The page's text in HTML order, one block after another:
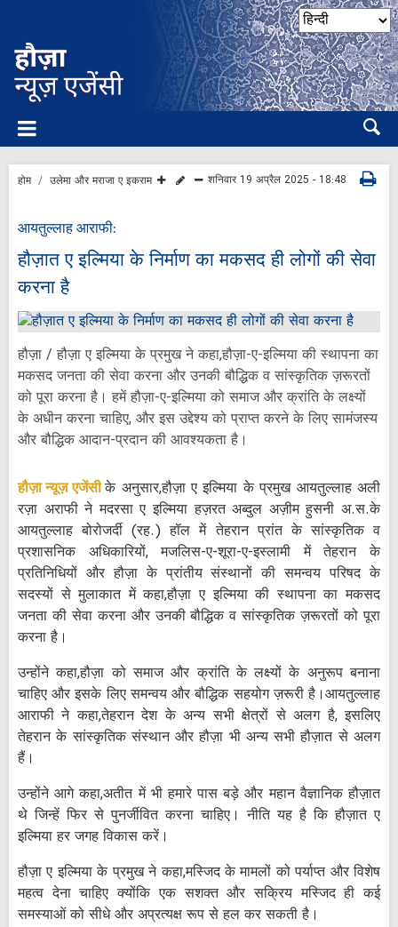
होम उलेमा और मराजा ए इकराम शनिवार 19 अप्रैल 2025 - 18:48
आयतुल्लाह आराफी:
हौज़ात ए इल्मिया के निर्माण का मकसद ही लोगों की सेवा
करना है
हौज़ा / हौज़ा ए इल्मिया के प्रमुख ने कहा,हौज़ा-ए-इल्मिया की स्थापना का
मकसद जनता की सेवा करना और उनकी बौद्धिक व सांस्कृतिक ज़रूरतों
को पूरा करना है। हमें हौज़ा-ए-इल्मिया को समाज और क्रांति के लक्ष्यों
के अधीन करना चाहिए, और इस उद्देश्य को प्राप्त करने के लिए सामंजस्य
और बौद्धिक आदान-प्रदान की आवश्यकता है।
हौज़ा न्यूज़ एजेंसीके अनुसार,हौज़ा ए इल्मिया के प्रमुख आयतुल्लाह अली
रज़ा अराफी ने मदरसा ए इल्मिया हज़रत अब्दुल अज़ीम हुसनी अ.स.के
आयतुल्लाह बोरोजर्दी (रह.) हॉल में तेहरान प्रांत के सांस्कृतिक व
प्रशासनिक अधिकारियों, मजलिस-ए-शूरा-ए-इस्लामी में तेहरान के
प्रतिनिधियों और हौज़ा के प्रांतीय संस्थानों की समन्वय परिषद के
सदस्यों से मुलाकात में कहा,हौज़ा ए इल्मिया की स्थापना का मकसद
जनता की सेवा करना और उनकी बौद्धिक व सांस्कृतिक ज़रूरतों को पूरा
करना है।
उन्होंने कहा,हौज़ा को समाज और क्रांति के लक्ष्यों के अनुरूप बनाना
चाहिए और इसके लिए समन्वय और बौद्धिक सहयोग ज़रूरी है।आयतुल्लाह
आराफी ने कहा,तेहरान देश के अन्य सभी क्षेत्रों से अलग है, इसलिए
तेहरान के सांस्कृतिक संस्थान और हौज़ा भी अन्य सभी हौज़ात से अलग
हैं।
उन्होंने आगे कहा,अतीत में भी हमारे पास बड़े और महान वैज्ञानिक हौज़ात
थे जिन्हें फिर से पुनर्जीवित करना चाहिए। नीति यह है कि हौज़ात ए
इल्मिया हर जगह विकास करें।
हौज़ा ए इल्मिया के प्रमुख ने कहा,मस्जिद के मामलों को पर्याप्त और विशेष
महत्व देना चाहिए क्योंकि एक सशक्त और सक्रिय मस्जिद ही कई
समस्याओं को सीधे और अप्रत्यक्ष रूप से हल कर सकती है।